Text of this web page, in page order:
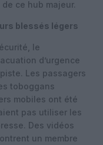
ce hub majeur.
blessés légers
le
d’urgence
Les passagers
toboggans
mobiles ont été
pas utiliser les
Des vidéos
un membre